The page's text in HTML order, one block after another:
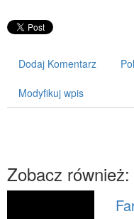
Wynajem
Usługi Motoryzacyjne
POPULARYZACJA
Inne Agencje
RUCH
Dodaj Komentarz
Modyfikuj wpis
Zobacz również: